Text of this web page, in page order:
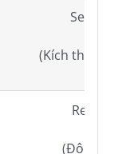
Sensor
(Kích thước
(Độ phân